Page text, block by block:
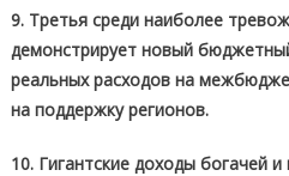
9. Третья среди наиболее
демонстрирует новый
реальных расходов на
на поддержку регионов.
10. Гигантские доходы богачей